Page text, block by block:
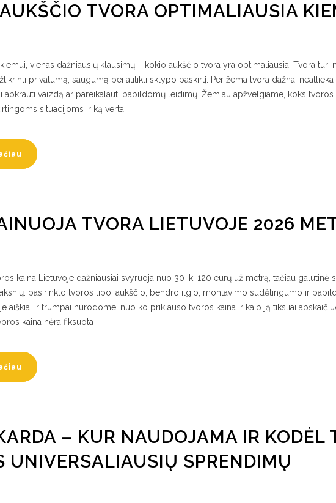
TVORA OPTIMALIAUSIA
vienas dažniausių klausimų – kokio aukščio tvora yra optimaliausia. Tvora turi
privatumą, saugumą bei atitikti sklypo paskirtį. Per žema tvora dažnai neatlieka
apkrauti vaizdą ar pareikalauti papildomų leidimų. Žemiau apžvelgiame, koks tvoros
situacijoms ir ką verta
TVORA LIETUVOJE 2026
kaina Lietuvoje dažniausiai svyruoja nuo 30 iki 120 eurų už metrą, tačiau galutinė
pasirinkto tvoros tipo, aukščio, bendro ilgio, montavimo sudėtingumo ir
aiškiai ir trumpai nurodome, nuo ko priklauso tvoros kaina ir kaip ją tiksliai
kaina nėra fiksuota
– KUR NAUDOJAMA IR KODĖL
UNIVERSALIAUSIŲ SPRENDIMŲ